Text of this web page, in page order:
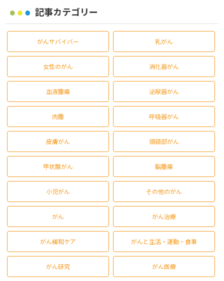
記事カテゴリー
がんサバイバー 乳がん
女性のがん 消化器がん
血液腫瘍 泌尿器がん
肉腫 呼吸器がん
皮膚がん 頭頸部がん
甲状腺がん 脳腫瘍
小児がん その他のがん
がん がん治療
がん緩和ケア がんと生活・運動・食事
がん研究 がん医療